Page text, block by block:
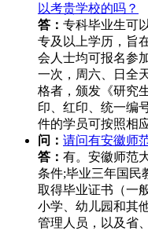
以考贵学校的吗？
答： 专科毕业生可
专及以上学历，旨
会人士均可报名参
一次，周六、日全
格者，颁发《研究
印、红印、统一编
件的学员可按照相
问： 请问有安徽师
答： 有。安徽师范
条件;毕业三年国民
取得毕业证书（一
小学、幼儿园和其
管理人员，以及省